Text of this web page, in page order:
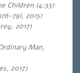
Children (4:33)
79), 2015)
2017)
Man,
2017)